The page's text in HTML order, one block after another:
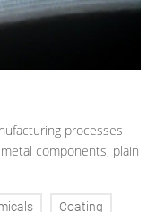
processes
components, plain
Coating